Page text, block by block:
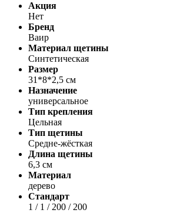
Акция
Нет
Бренд
Ваир
Материал щетины
Синтетическая
Размер
31*8*2,5 см
Назначение
универсальное
Тип крепления
Цельная
Тип щетины
Средне-жёсткая
Длина щетины
6,3 см
Материал
дерево
Стандарт
1 / 1 / 200 / 200